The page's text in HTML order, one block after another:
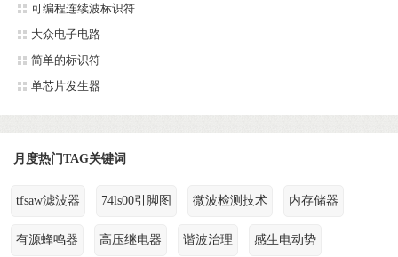
可编程连续波标识符
大众电子电路
简单的标识符
单芯片发生器
月度热门TAG关键词
tfsaw滤波器 74ls00引脚图 微波检测技术 内存储器
有源蜂鸣器 高压继电器 谐波治理 感生电动势